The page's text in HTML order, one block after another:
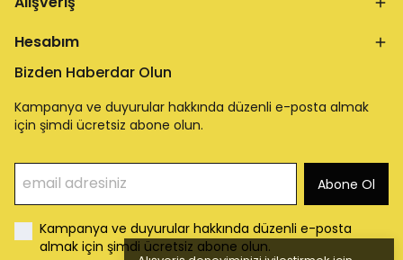
Hesabım
Bizden Haberdar Olun
Kampanya ve duyurular hakkında düzenli e-posta almak
için şimdi ücretsiz abone olun.
Abone Ol
Kampanya ve duyurular hakkında düzenli e-posta
almak için şimdi ücretsiz abone olun.